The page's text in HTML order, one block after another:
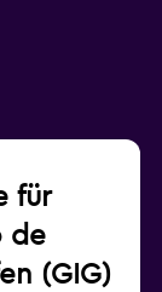
für
de
(GIG)